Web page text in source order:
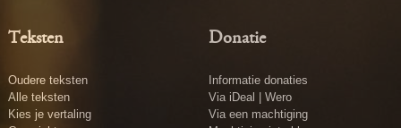
Teksten
Oudere teksten
Alle teksten
Kies je vertaling
Donatie
Informatie donaties
Via iDeal | Wero
Via een machtiging